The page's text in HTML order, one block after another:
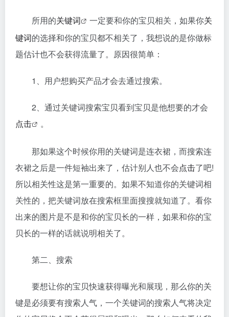
所用的关键词 一定要和你的宝贝相关，如果你关
键词的选择和你的宝贝都不相关了，我想说的是你做标
题估计也不会获得流量了。原因很简单：
1、用户想购买产品才会去通过搜索。
2、通过关键词搜索宝贝看到宝贝是他想要的才会
点击
。
那如果这个时候你用的关键词是连衣裙，而搜索连
衣裙之后是一件短袖出来了，估计别人也不会点击了吧!
所以相关性这是第一重要的。如果不知道你的关键词相
关性的，把关键词放在搜索框里面搜搜就知道了。看你
出来的图片是不是和你的宝贝长的一样，如果和你的宝
贝长的一样的话就说明相关了。
第二、搜索
要想让你的宝贝快速获得曝光和展现，那么你的关
键是必须要有搜索人气，一个关键词的搜索人气将决定